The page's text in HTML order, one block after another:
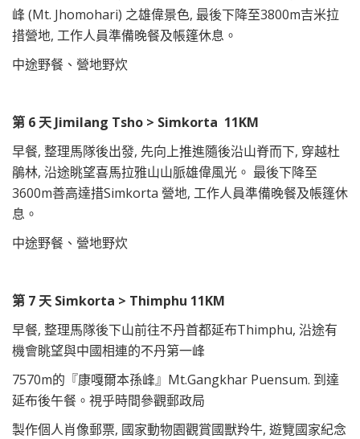
峰 (Mt. Jhomohari) 之雄偉景色, 最後下降至3800m吉米拉
措營地, 工作人員準備晚餐及帳篷休息。
中途野餐、營地野炊
第 6 天 Jimilang Tsho > Simkorta 11KM
早餐, 整理馬隊後出發, 先向上推進隨後沿山脊而下, 穿越杜
鵑林, 沿途眺望喜馬拉雅山山脈雄偉風光。 最後下降至
3600m善高達措Simkorta 營地, 工作人員準備晚餐及帳篷休
息。
中途野餐、營地野炊
第 7 天 Simkorta > Thimphu 11KM
早餐, 整理馬隊後下山前往不丹首都延布Thimphu, 沿途有
機會眺望與中國相連的不丹第一峰
7570m的『康嘎爾本孫峰』Mt.Gangkhar Puensum. 到達
延布後午餐。視乎時間參觀郵政局
製作個人肖像郵票, 國家動物園觀賞國獸羚牛, 遊覽國家紀念